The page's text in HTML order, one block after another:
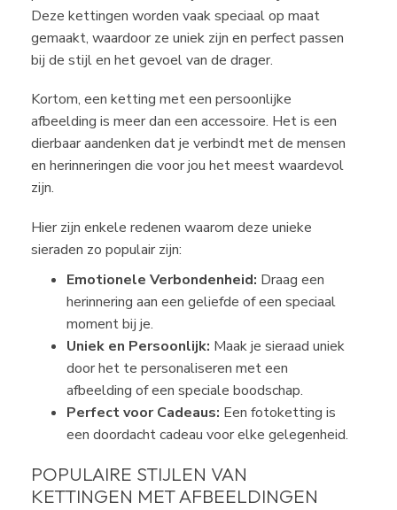
Deze kettingen worden vaak speciaal op maat
gemaakt, waardoor ze uniek zijn en perfect passen
bij de stijl en het gevoel van de drager.
Kortom, een ketting met een persoonlijke
afbeelding is meer dan een accessoire. Het is een
dierbaar aandenken dat je verbindt met de mensen
en herinneringen die voor jou het meest waardevol
zijn.
Hier zijn enkele redenen waarom deze unieke
sieraden zo populair zijn:
Emotionele Verbondenheid: Draag een
herinnering aan een geliefde of een speciaal
moment bij je.
Uniek en Persoonlijk: Maak je sieraad uniek
door het te personaliseren met een
afbeelding of een speciale boodschap.
Perfect voor Cadeaus: Een fotoketting is
een doordacht cadeau voor elke gelegenheid.
POPULAIRE STIJLEN VAN
KETTINGEN MET AFBEELDINGEN